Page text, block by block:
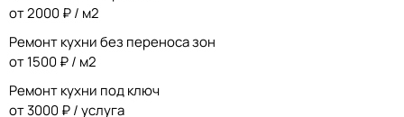
Дополнительно
Изготовление корпусной мебели по вашим размерам.
Производство находится в МО. Более подробная
информация по телефону.
от 2000 ₽ / м2
Ремонт кухни без переноса зон
от 1500 ₽ / м2
Ремонт кухни под ключ
от 3000 ₽ / услуга